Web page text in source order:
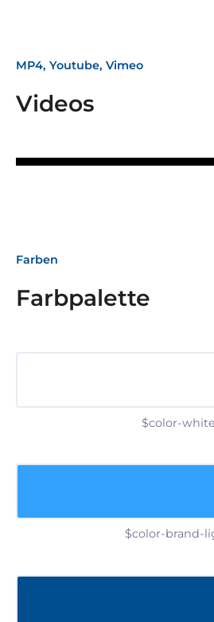
MP4, Youtube, Vimeo
Videos
Farben
Farbpalette
$color-white
$color-brand-